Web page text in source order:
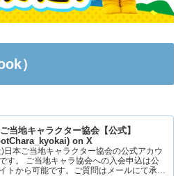
）
当地キャラクター協会【公式】
on X
日本ご当地キャラクター協会の公式アカウ
す。 ご当地キャラ協会への入会申込は公
トから可能です。ご質問はメールにて承っ